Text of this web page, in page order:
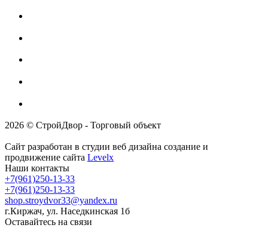
2026 © СтройДвор - Торговый объект
Сайт разработан в студии веб дизайна создание и
продвижение сайта Levelx
Наши контакты
+7(961)250-13-33
+7(961)250-13-33
shop.stroydvor33@yandex.ru
г.Киржач, ул. Наседкинская 1б
Оставайтесь на связи